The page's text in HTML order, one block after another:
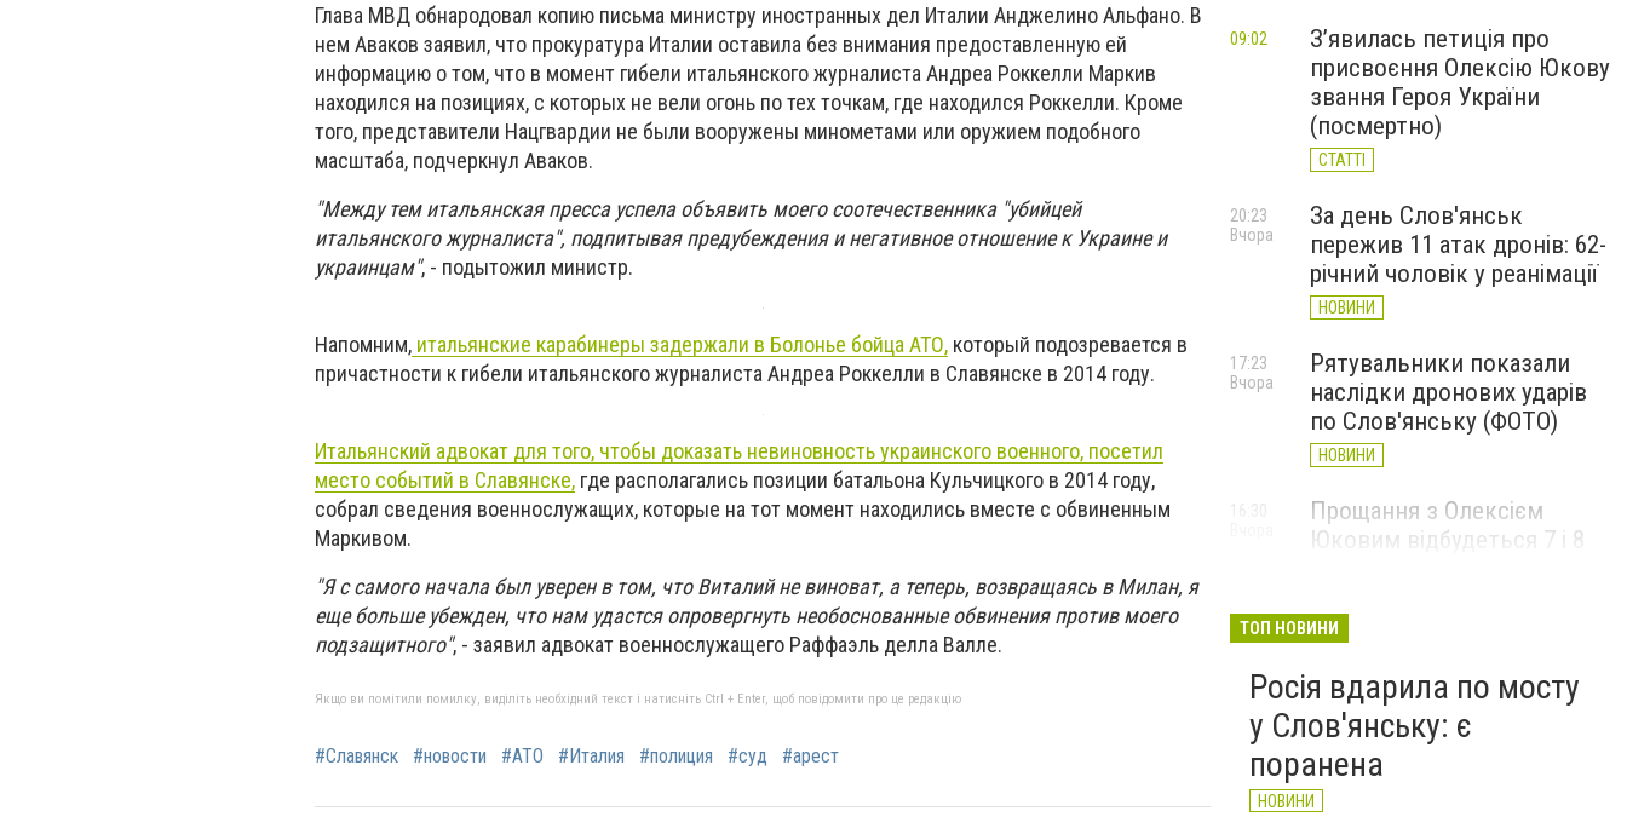
Глава МВД обнародовал копию письма министру иностранных дел Италии Анджелино Альфано. В
нем Аваков заявил, что прокуратура Италии оставила без внимания предоставленную ей
информацию о том, что в момент гибели итальянского журналиста Андреа Роккелли Маркив
находился на позициях, с которых не вели огонь по тех точкам, где находился Роккелли. Кроме
того, представители Нацгвардии не были вооружены минометами или оружием подобного
масштаба, подчеркнул Аваков.
"Между тем итальянская пресса успела объявить моего соотечественника "убийцей
итальянского журналиста", подпитывая предубеждения и негативное отношение к Украине и
украинцам", - подытожил министр.
Напомним, итальянские карабинеры задержали в Болонье бойца АТО, который подозревается в
причастности к гибели итальянского журналиста Андреа Роккелли в Славянске в 2014 году.
Итальянский адвокат для того, чтобы доказать невиновность украинского военного, посетил
место событий в Славянске, где располагались позиции батальона Кульчицкого в 2014 году,
собрал сведения военнослужащих, которые на тот момент находились вместе с обвиненным
Маркивом.
"Я с самого начала был уверен в том, что Виталий не виноват, а теперь, возвращаясь в Милан, я
еще больше убежден, что нам удастся опровергнуть необоснованные обвинения против моего
подзащитного", - заявил адвокат военнослужащего Раффаэль делла Валле.
Якщо ви помітили помилку, виділіть необхідний текст і натисніть Ctrl + Enter, щоб повідомити про це редакцію
#Славянск #новости #АТО #Италия #полиция #суд #арест
З’явилась петиція про
присвоєння Олексію Юкову
звання Героя України
(посмертно)
СТАТТІ
09:02
За день Слов'янськ
пережив 11 атак дронів: 62-
річний чоловік у реанімації
НОВИНИ
20:23
Вчора
Рятувальники показали
наслідки дронових ударів
по Слов'янську (ФОТО)
НОВИНИ
17:23
Вчора
Прощання з Олексієм
Юковим відбудеться 7 і 8
ТОП НОВИНИ
Росія вдарила по мосту
у Слов'янську: є
поранена
НОВИНИ